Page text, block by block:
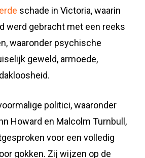
schade in Victoria, waarin
werd gebracht met een reeks
waaronder psychische
geweld, armoede,
politici, waaronder
Howard en Malcolm Turnbull,
voor een volledig
gokken. Zij wijzen op de